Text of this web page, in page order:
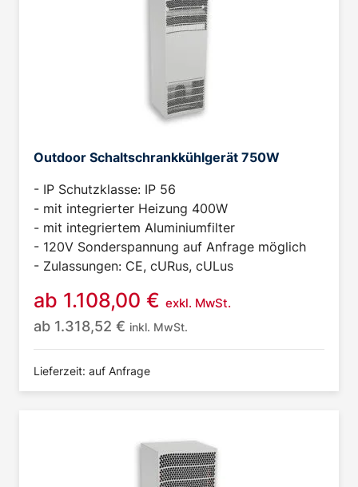
Outdoor Schaltschrankkühlgerät 750W
- IP Schutzklasse: IP 56
- mit integrierter Heizung 400W
- mit integriertem Aluminiumfilter
- 120V Sonderspannung auf Anfrage möglich
- Zulassungen: CE, cURus, cULus
ab 1.108,00 € exkl. MwSt.
ab 1.318,52 € inkl. MwSt.
Lieferzeit: auf Anfrage